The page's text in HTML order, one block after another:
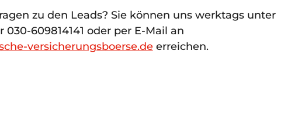
zu den Leads? Sie können uns werktags unter
609814141 oder per E-Mail an
versicherungsboerse.deerreichen.